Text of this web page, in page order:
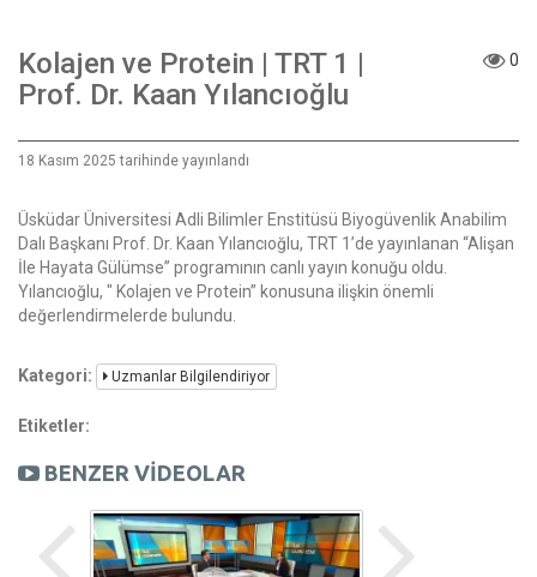
Kolajen ve Protein | TRT 1 |
Prof. Dr. Kaan Yılancıoğlu
0
18 Kasım 2025 tarihinde yayınlandı
Üsküdar Üniversitesi Adli Bilimler Enstitüsü Biyogüvenlik Anabilim
Dalı Başkanı Prof. Dr. Kaan Yılancıoğlu, TRT 1’de yayınlanan “Alişan
İle Hayata Gülümse” programının canlı yayın konuğu oldu.
Yılancıoğlu, " Kolajen ve Protein” konusuna ilişkin önemli
değerlendirmelerde bulundu.
Kategori: Uzmanlar Bilgilendiriyor
Etiketler:
BENZER VİDEOLAR